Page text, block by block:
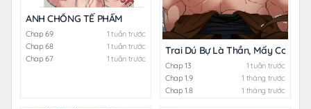
ANH CHỒNG TẾ PHẨM
Chap 69
1 tuần trước
Chap 68
1 tuần trước
Chap 67
1 tuần trước
Trai Dú Bự Là Thần, Mấy Con Gà
Chap 13
1 tuần trước
Chap 1.9
1 tháng trước
Chap 1.8
1 tháng trước